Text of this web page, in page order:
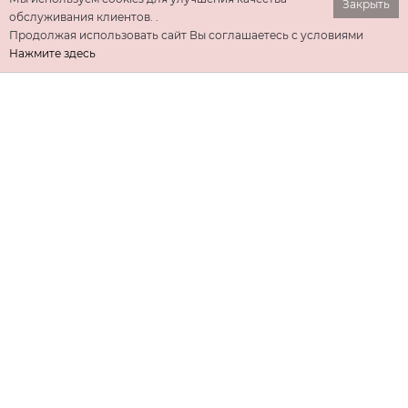
Закрыть
обслуживания клиентов. .
Продолжая использовать сайт Вы соглашаетесь с условиями
Нажмите здесь